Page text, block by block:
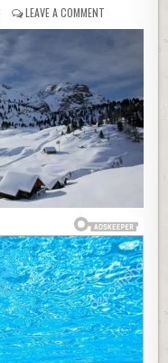
LEAVE A COMMENTON
ZIMSKA
DESTINACIJA
LJUBITELJE
SNEGA!